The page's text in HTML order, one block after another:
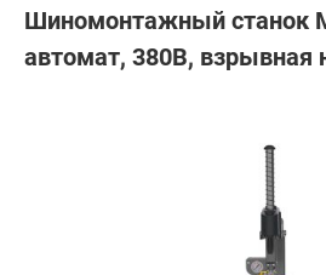
Шиномонтажный станок
автомат, 380В, взрывная
от 2 дней